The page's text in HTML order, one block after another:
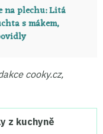
na plechu: Litá
s mákem,
cooky.cz,
z kuchyně